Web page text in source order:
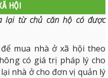
HỘI
lại từ chủ căn hộ có được
mua nhà ở xã hội theo
có giá trị pháp lý cho
nhà ở cho đơn vị quản lý